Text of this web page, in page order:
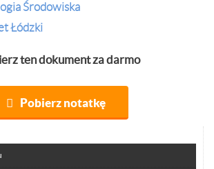
Środowiska
Łódzki
ten dokument za darmo
Pobierz notatkę